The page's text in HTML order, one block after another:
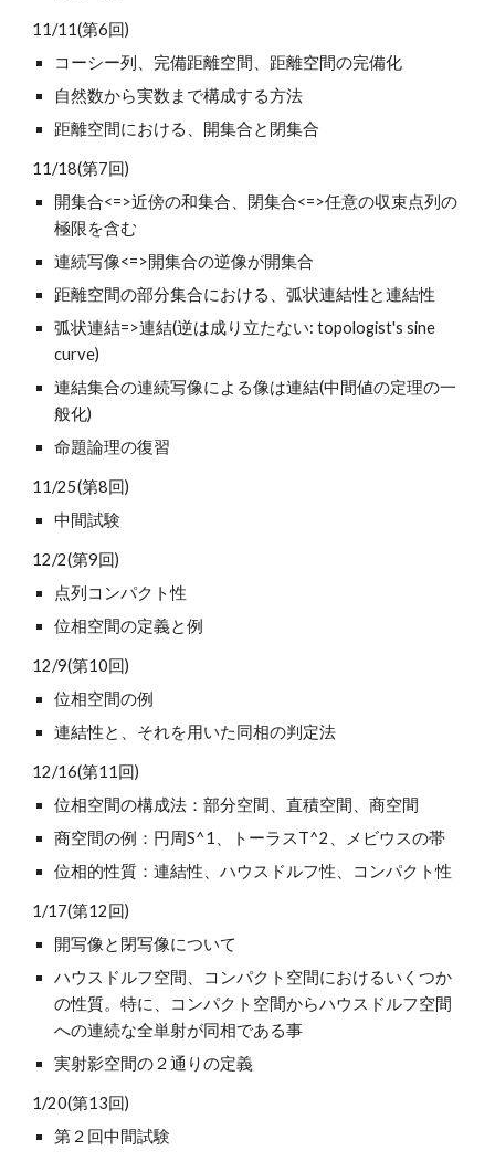
11/11(第6回)
コーシー列、完備距離空間、距離空間の完備化
自然数から実数まで構成する方法
距離空間における、開集合と閉集合
11/18(第7回)
開集合<=>近傍の和集合、閉集合<=>任意の収束点列の
極限を含む
連続写像<=>開集合の逆像が開集合
距離空間の部分集合における、弧状連結性と連結性
弧状連結=>連結(逆は成り立たない: topologist's sine
curve)
連結集合の連続写像による像は連結(中間値の定理の一
般化)
命題論理の復習
11/25(第8回)
中間試験
12/2(第9回)
点列コンパクト性
位相空間の定義と例
12/9(第10回)
位相空間の例
連結性と、それを用いた同相の判定法
12/16(第11回)
位相空間の構成法：部分空間、直積空間、商空間
商空間の例：円周S^1、トーラスT^2、メビウスの帯
位相的性質：連結性、ハウスドルフ性、コンパクト性
1/17(第12回)
開写像と閉写像について
ハウスドルフ空間、コンパクト空間におけるいくつか
の性質。特に、コンパクト空間からハウスドルフ空間
への連続な全単射が同相である事
実射影空間の２通りの定義
1/20(第13回)
第２回中間試験